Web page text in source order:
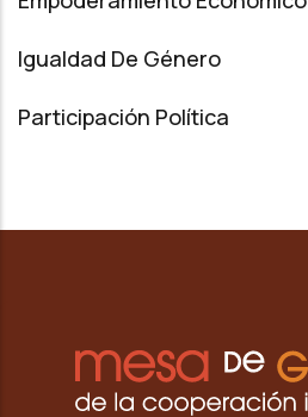
Igualdad De Género
Participación Política